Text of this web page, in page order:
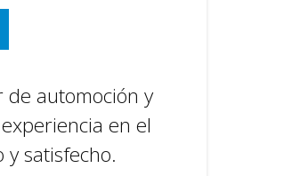
de automoción y
en el
satisfecho.